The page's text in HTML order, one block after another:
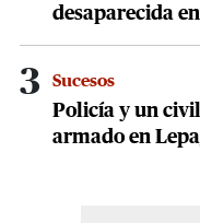
desaparecida en
3 Sucesos
Policía y un
armado en